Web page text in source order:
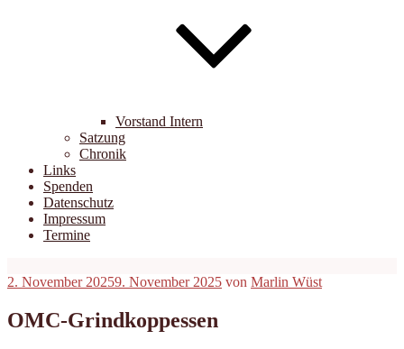
Vorstand Intern
Satzung
Chronik
Links
Spenden
Datenschutz
Impressum
Termine
Veröffentlicht
2. November 20259. November 2025 von Marlin Wüst
OMC-Grindkoppessen